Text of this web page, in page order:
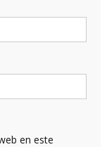
en este